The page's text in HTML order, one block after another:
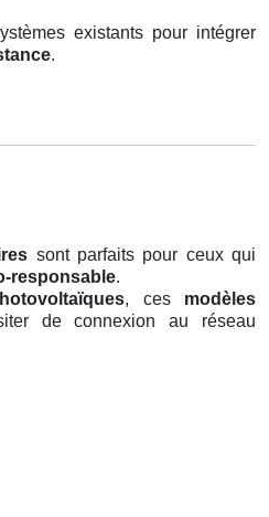
existants pour intégrer
.
sont parfaits pour ceux qui
responsable.
, ces modèles
de connexion au réseau